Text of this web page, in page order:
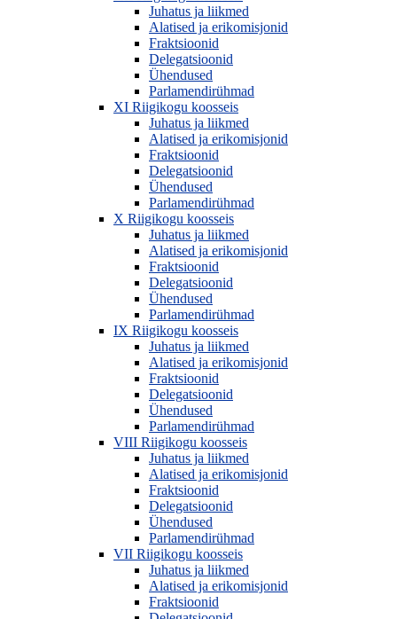
Juhatus ja liikmed
Alatised ja erikomisjonid
Fraktsioonid
Delegatsioonid
Ühendused
Parlamendirühmad
XI Riigikogu koosseis
Juhatus ja liikmed
Alatised ja erikomisjonid
Fraktsioonid
Delegatsioonid
Ühendused
Parlamendirühmad
X Riigikogu koosseis
Juhatus ja liikmed
Alatised ja erikomisjonid
Fraktsioonid
Delegatsioonid
Ühendused
Parlamendirühmad
IX Riigikogu koosseis
Juhatus ja liikmed
Alatised ja erikomisjonid
Fraktsioonid
Delegatsioonid
Ühendused
Parlamendirühmad
VIII Riigikogu koosseis
Juhatus ja liikmed
Alatised ja erikomisjonid
Fraktsioonid
Delegatsioonid
Ühendused
Parlamendirühmad
VII Riigikogu koosseis
Juhatus ja liikmed
Alatised ja erikomisjonid
Fraktsioonid